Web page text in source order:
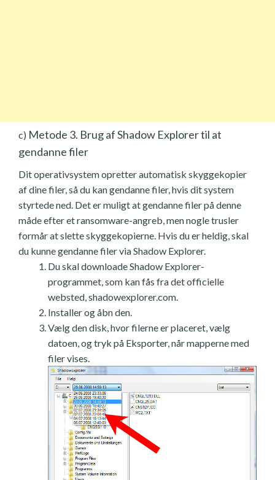
c) Metode 3. Brug af Shadow Explorer til at
gendanne filer
Dit operativsystem opretter automatisk skyggekopier
af dine filer, så du kan gendanne filer, hvis dit system
styrtede ned. Det er muligt at gendanne filer på denne
måde efter et ransomware-angreb, men nogle trusler
formår at slette skyggekopierne. Hvis du er heldig, skal
du kunne gendanne filer via Shadow Explorer.
Du skal downloade Shadow Explorer-
programmet, som kan fås fra det officielle
websted, shadowexplorer.com.
Installer og åbn den.
Vælg den disk, hvor filerne er placeret, vælg
datoen, og tryk på Eksporter, når mapperne med
filer vises.